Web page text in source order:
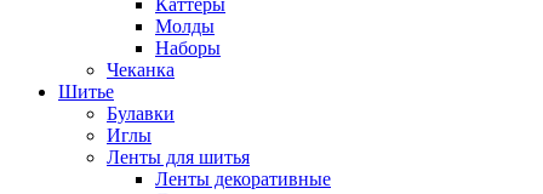
Каттеры
Молды
Наборы
Чеканка
Шитье
Булавки
Иглы
Ленты для шитья
Ленты декоративные